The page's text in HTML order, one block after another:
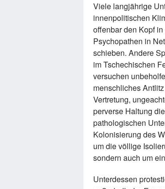
Viele langjährige
innenpolitischen
offenbar den Kopf
Psychopathen in
schieben. Andere
im Tschechischen
versuchen
menschliches
Vertretung,
perverse Haltung
pathologischen
Kolonisierung des
um die völlige
sondern auch um
Unterdessen